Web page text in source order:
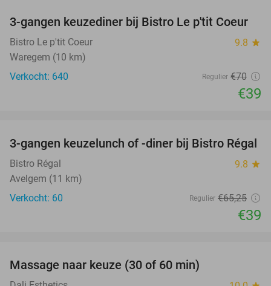
44%
3-gangen keuzediner bij Bistro Le p'tit Coeur
Bistro Le p'tit Coeur 9.8 star
Waregem (10 km)
Verkocht: 640
Regulier €70
€39
40%
3-gangen keuzelunch of -diner bij Bistro Régal
Bistro Régal 9.8 star
Avelgem (11 km)
Verkocht: 60
Regulier €65,25
€39
Massage naar keuze (30 of 60 min)